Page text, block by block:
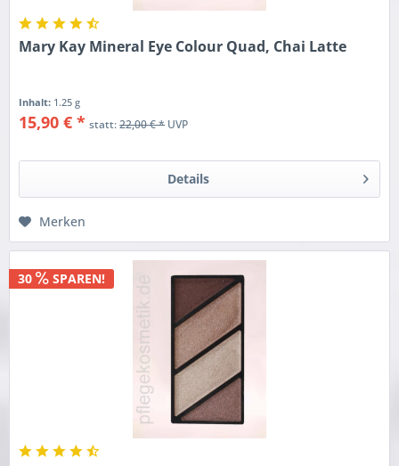
Mary Kay Mineral Eye Colour Quad, Chai Latte
Inhalt: 1.25 g
15,90 € * statt:22,00 € *UVP
Details
Merken
30 SPAREN!